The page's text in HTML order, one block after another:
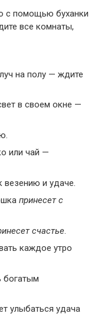
с помощью буханки
все комнаты,
на полу — ждите
в своем окне —
или чай —
и удаче.
принесет с
счастье
каждое утро
богатым
улыбаться удача